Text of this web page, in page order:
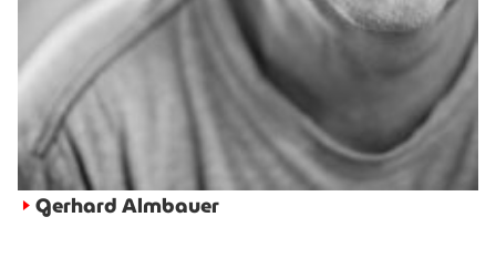
► Gerhard Almbauer